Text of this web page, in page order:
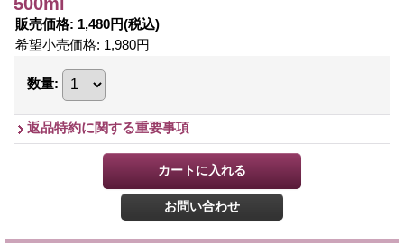
販売価格: 1,480円(税込)
希望小売価格: 1,980円
数量:
返品特約に関する重要事項